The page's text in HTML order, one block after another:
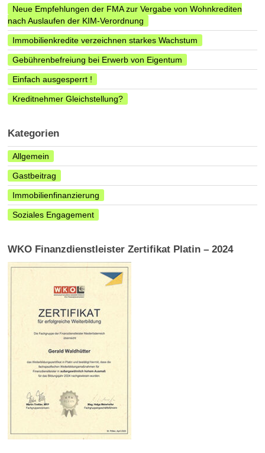
Neue Empfehlungen der FMA zur Vergabe von Wohnkrediten
nach Auslaufen der KIM-Verordnung
Immobilienkredite verzeichnen starkes Wachstum
Gebührenbefreiung bei Erwerb von Eigentum
Einfach ausgesperrt !
Kreditnehmer Gleichstellung?
Kategorien
Allgemein
Gastbeitrag
Immobilienfinanzierung
Soziales Engagement
WKO Finanzdienstleister Zertifikat Platin – 2024